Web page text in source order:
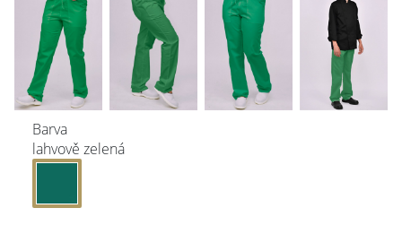
Barva
lahvově zelená